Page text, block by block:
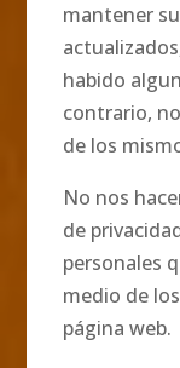
mantener
habido
contrario,
de los
No nos
de
personales
medio de
página web.